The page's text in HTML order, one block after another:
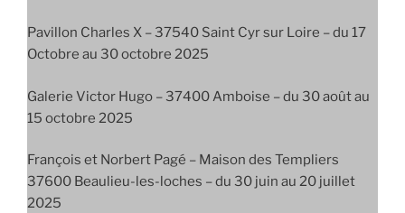
Pavillon Charles X – 37540 Saint Cyr sur Loire – du 17
Octobre au 30 octobre 2025
Galerie Victor Hugo – 37400 Amboise – du 30 août au
15 octobre 2025
François et Norbert Pagé – Maison des Templiers
37600 Beaulieu-les-loches – du 30 juin au 20 juillet
2025